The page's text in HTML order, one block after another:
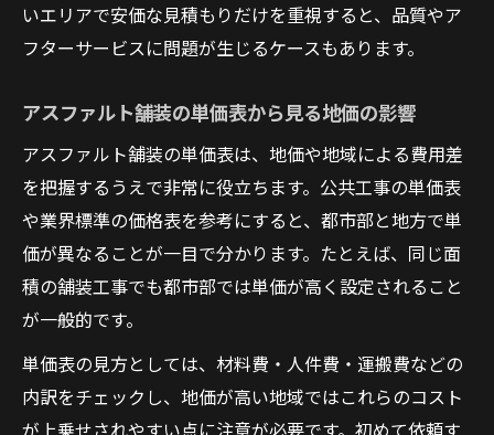
いエリアで安価な見積もりだけを重視すると、品質やア
フターサービスに問題が生じるケースもあります。
アスファルト舗装の単価表から見る地価の影響
アスファルト舗装の単価表は、地価や地域による費用差
を把握するうえで非常に役立ちます。公共工事の単価表
や業界標準の価格表を参考にすると、都市部と地方で単
価が異なることが一目で分かります。たとえば、同じ面
積の舗装工事でも都市部では単価が高く設定されること
が一般的です。
単価表の見方としては、材料費・人件費・運搬費などの
内訳をチェックし、地価が高い地域ではこれらのコスト
が上乗せされやすい点に注意が必要です。初めて依頼す